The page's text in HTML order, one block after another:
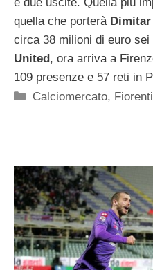
quella che porterà
circa 38 milioni di euro sei
United, ora arriva a
109 presenze e 57 reti in
Categorie
Calciomercato,